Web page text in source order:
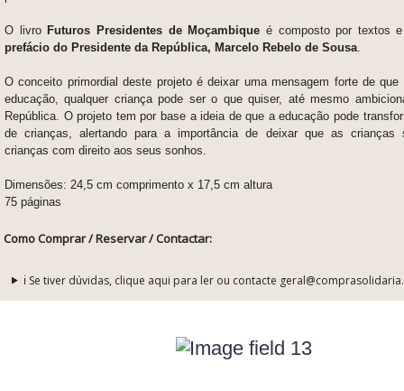
O livro Futuros Presidentes de Moçambique é composto por textos
prefácio do Presidente da República, Marcelo Rebelo de Sousa.
O conceito primordial deste projeto é deixar uma mensagem forte de que
educação, qualquer criança pode ser o que quiser, até mesmo
República. O projeto tem por base a ideia de que a educação pode
de crianças, alertando para a importância de deixar que as crianças
crianças com direito aos seus sonhos.
Dimensões: 24,5 cm comprimento x 17,5 cm altura
75 páginas
Como Comprar / Reservar / Contactar:
ℹ️ Se tiver dúvidas, clique aqui para ler ou contacte